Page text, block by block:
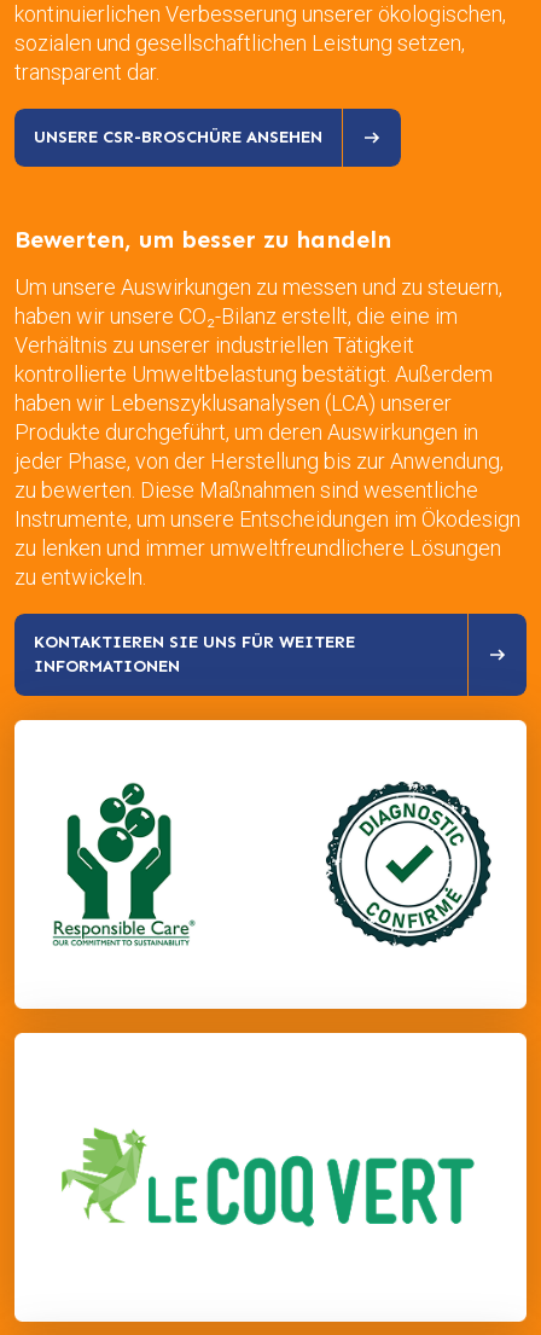
kontinuierlichen Verbesserung unserer ökologischen,
sozialen und gesellschaftlichen Leistung setzen,
transparent dar.
UNSERE CSR-BROSCHÜRE ANSEHEN
Bewerten, um besser zu handeln
Um unsere Auswirkungen zu messen und zu steuern,
haben wir unsere CO₂-Bilanz erstellt, die eine im
Verhältnis zu unserer industriellen Tätigkeit
kontrollierte Umweltbelastung bestätigt. Außerdem
haben wir Lebenszyklusanalysen (LCA) unserer
Produkte durchgeführt, um deren Auswirkungen in
jeder Phase, von der Herstellung bis zur Anwendung,
zu bewerten. Diese Maßnahmen sind wesentliche
Instrumente, um unsere Entscheidungen im Ökodesign
zu lenken und immer umweltfreundlichere Lösungen
zu entwickeln.
KONTAKTIEREN SIE UNS FÜR WEITERE
INFORMATIONEN